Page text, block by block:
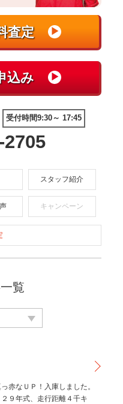
受付時間9:30～ 17:45
2705
スタッフ紹介
キャンペーン
覧
赤なＵＰ！入庫しました。
２９年式、走行距離４千キ